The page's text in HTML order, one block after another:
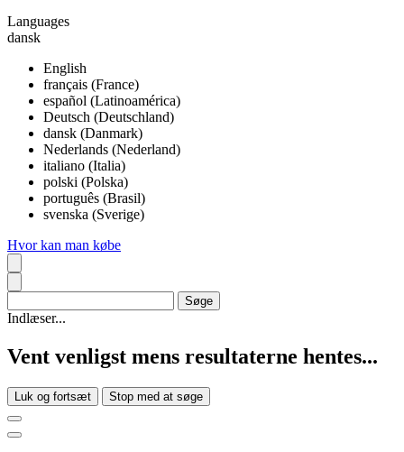
Languages
dansk
English
français (France)
español (Latinoamérica)
Deutsch (Deutschland)
dansk (Danmark)
Nederlands (Nederland)
italiano (Italia)
polski (Polska)
português (Brasil)
svenska (Sverige)
Hvor kan man købe
Indlæser...
Vent venligst mens resultaterne hentes...
Luk og fortsæt Stop med at søge